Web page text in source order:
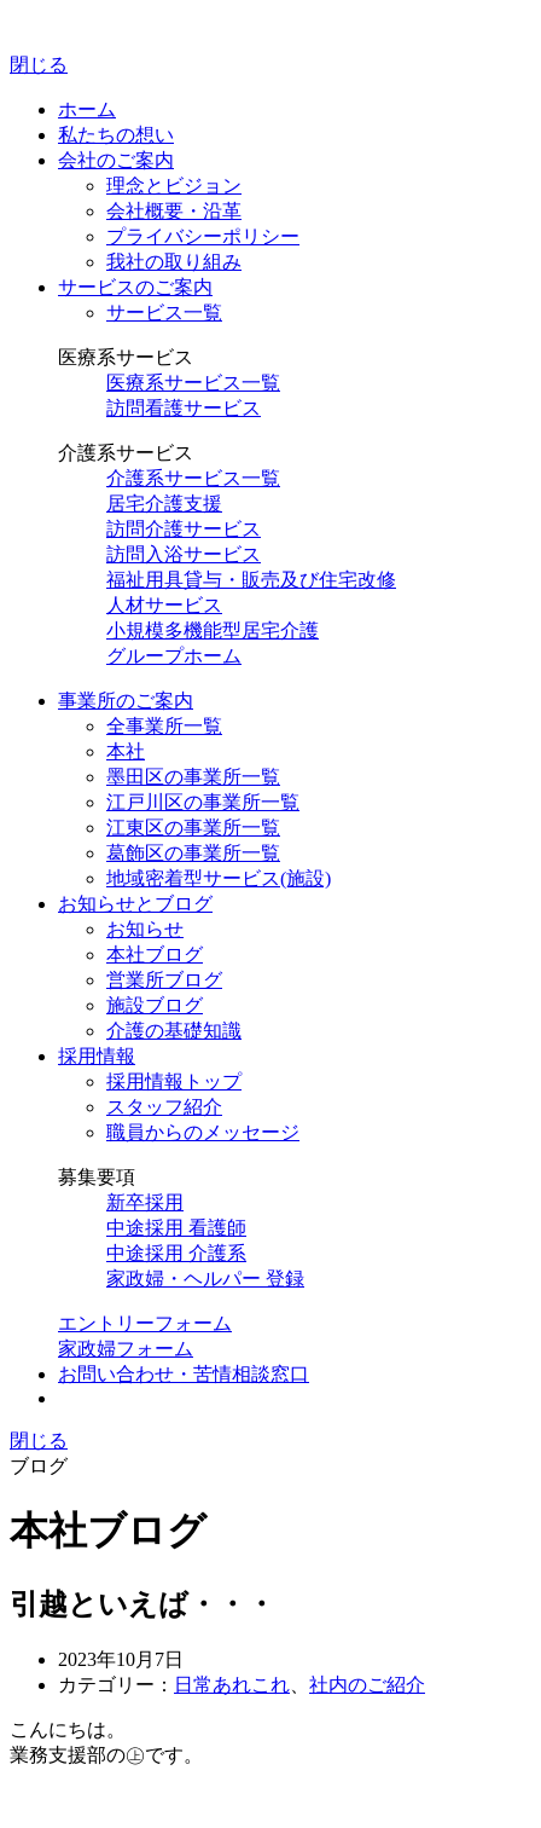
閉じる
ホーム
私たちの想い
会社のご案内
理念とビジョン
会社概要・沿革
プライバシーポリシー
我社の取り組み
サービスのご案内
サービス一覧
医療系サービス
医療系サービス一覧
訪問看護サービス
介護系サービス
介護系サービス一覧
居宅介護支援
訪問介護サービス
訪問入浴サービス
福祉用具貸与・販売及び住宅改修
人材サービス
小規模多機能型居宅介護
グループホーム
事業所のご案内
全事業所一覧
本社
墨田区の事業所一覧
江戸川区の事業所一覧
江東区の事業所一覧
葛飾区の事業所一覧
地域密着型サービス(施設)
お知らせとブログ
お知らせ
本社ブログ
営業所ブログ
施設ブログ
介護の基礎知識
採用情報
採用情報トップ
スタッフ紹介
職員からのメッセージ
募集要項
新卒採用
中途採用 看護師
中途採用 介護系
家政婦・ヘルパー 登録
エントリーフォーム
家政婦フォーム
お問い合わせ・苦情相談窓口
閉じる
ブログ
本社ブログ
引越といえば・・・
2023年10月7日
カテゴリー： 日常あれこれ 社内のご紹介
こんにちは。
業務支援部の㊤です。